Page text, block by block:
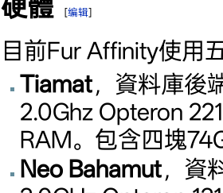
硬體 [编辑]
目前Fur Affinity使用
Tiamat，資料庫後
2.0Ghz Opteron
RAM。包含四塊
Neo Bahamut，資